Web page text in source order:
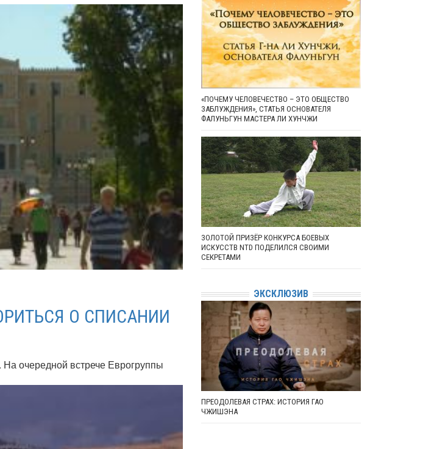
О СПИСАНИИ
очередной встрече Еврогруппы
«ПОЧЕМУ ЧЕЛОВЕЧЕСТВО – ЭТО ОБЩЕСТВО
ЗАБЛУЖДЕНИЯ», СТАТЬЯ ОСНОВАТЕЛЯ
ФАЛУНЬГУН МАСТЕРА ЛИ ХУНЧЖИ
ЗОЛОТОЙ ПРИЗЁР КОНКУРСА БОЕВЫХ
ИСКУССТВ NTD ПОДЕЛИЛСЯ СВОИМИ
СЕКРЕТАМИ
ЭКСКЛЮЗИВ
ПРЕОДОЛЕВАЯ СТРАХ: ИСТОРИЯ ГАО
ЧЖИШЭНА